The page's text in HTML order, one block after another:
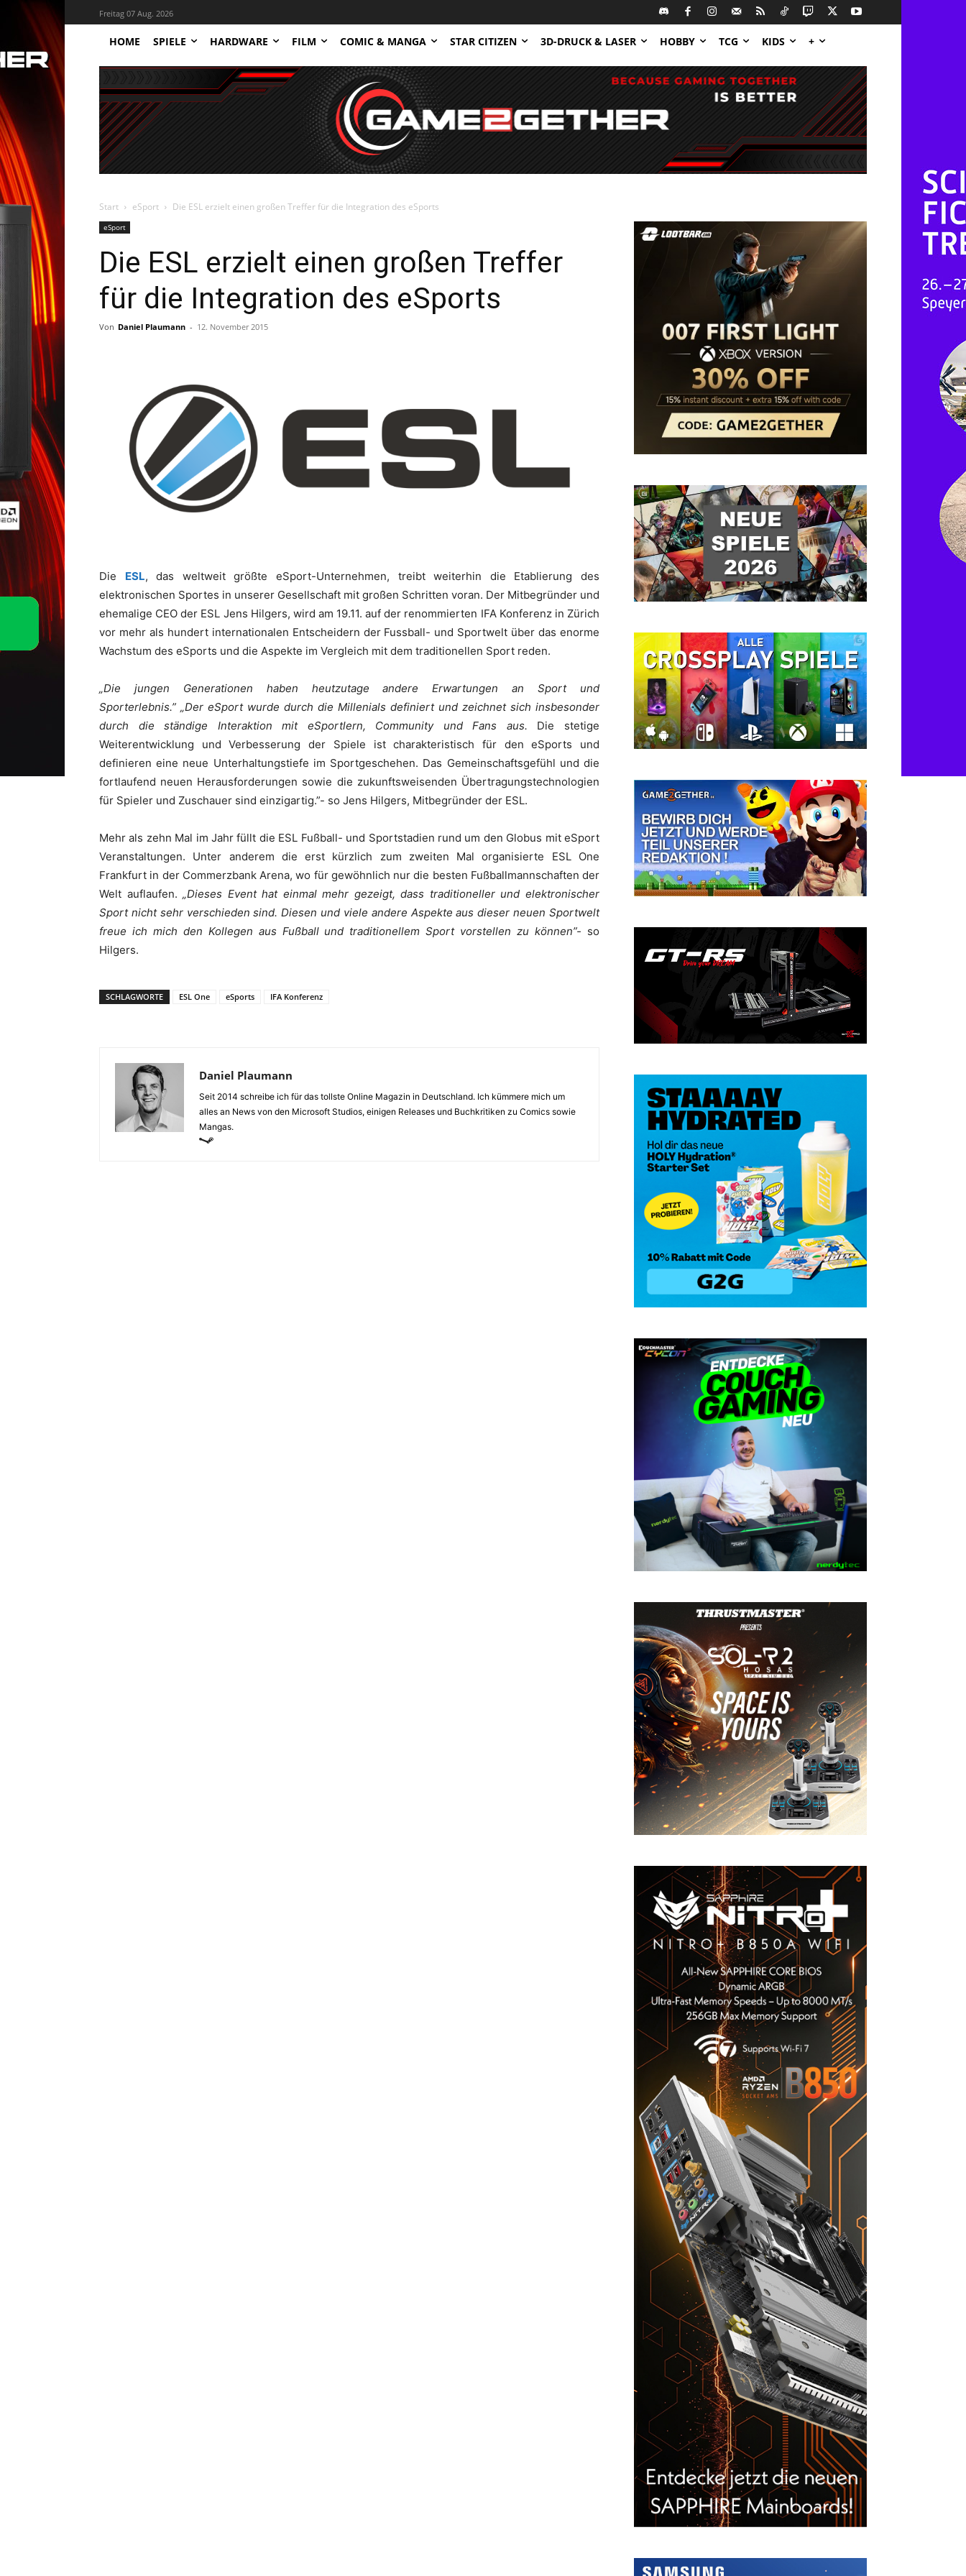
Freitag 07 Aug. 2026
HOME SPIELE HARDWARE FILM COMIC & MANGA STAR CITIZEN 3D-DRUCK & LASER HOBBY TCG KIDS +
Start eSport Die ESL erzielt einen großen Treffer für die Integration des eSports
eSport
Die ESL erzielt einen großen Treffer
für die Integration des eSports
Von Daniel Plaumann - 12. November 2015
Die ESL, das weltweit größte eSport-Unternehmen, treibt weiterhin die Etablierung des
elektronischen Sportes in unserer Gesellschaft mit großen Schritten voran. Der Mitbegründer und
ehemalige CEO der ESL Jens Hilgers, wird am 19.11. auf der renommierten IFA Konferenz in Zürich
vor mehr als hundert internationalen Entscheidern der Fussball- und Sportwelt über das enorme
Wachstum des eSports und die Aspekte im Vergleich mit dem traditionellen Sport reden.
„Die jungen Generationen haben heutzutage andere Erwartungen an Sport und
Sporterlebnis.” „Der eSport wurde durch die Millenials definiert und zeichnet sich insbesonder
durch die ständige Interaktion mit eSportlern, Community und Fans aus. Die stetige
Weiterentwicklung und Verbesserung der Spiele ist charakteristisch für den eSports und
definieren eine neue Unterhaltungstiefe im Sportgeschehen. Das Gemeinschaftsgefühl und die
fortlaufend neuen Herausforderungen sowie die zukunftsweisenden Übertragungstechnologien
für Spieler und Zuschauer sind einzigartig.”- so Jens Hilgers, Mitbegründer der ESL.
Mehr als zehn Mal im Jahr füllt die ESL Fußball- und Sportstadien rund um den Globus mit eSport
Veranstaltungen. Unter anderem die erst kürzlich zum zweiten Mal organisierte ESL One
Frankfurt in der Commerzbank Arena, wo für gewöhnlich nur die besten Fußballmannschaften der
Welt auflaufen.„Dieses Event hat einmal mehr gezeigt, dass traditioneller und elektronischer
Sport nicht sehr verschieden sind. Diesen und viele andere Aspekte aus dieser neuen Sportwelt
freue ich mich den Kollegen aus Fußball und traditionellem Sport vorstellen zu können”- so
Hilgers.
SCHLAGWORTE ESL One eSports IFA Konferenz
Daniel Plaumann
Seit 2014 schreibe ich für das tollste Online Magazin in Deutschland. Ich kümmere mich um
alles an News von den Microsoft Studios, einigen Releases und Buchkritiken zu Comics sowie
Mangas.